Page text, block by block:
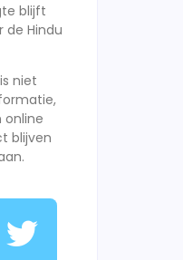
blijft
de Hindu
niet
online
blijven